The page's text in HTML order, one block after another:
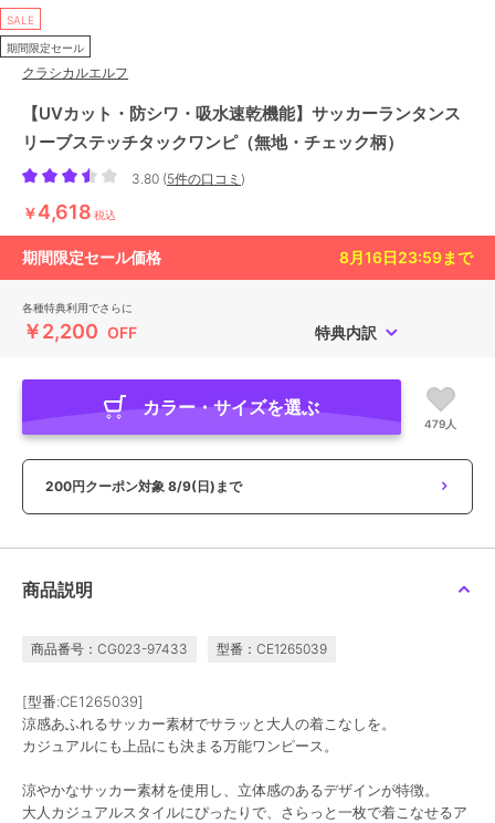
SALE
期間限定セール
クラシカルエルフ
【UVカット・防シワ・吸水速乾機能】サッカーランタンス
リーブステッチタックワンピ（無地・チェック柄）
3.80 (5件の口コミ )
￥4,618 税込
期間限定セール価格 8月16日23:59まで
各種特典利用でさらに
￥2,200 OFF 特典内訳
カラー・サイズを選ぶ
479人
200円クーポン対象 8/9(日)まで
商品説明
商品番号：CG023-97433 型番：CE1265039
[型番:CE1265039]
涼感あふれるサッカー素材でサラッと大人の着こなしを。
カジュアルにも上品にも決まる万能ワンピース。
涼やかなサッカー素材を使用し、立体感のあるデザインが特徴。
大人カジュアルスタイルにぴったりで、さらっと一枚で着こなせるア